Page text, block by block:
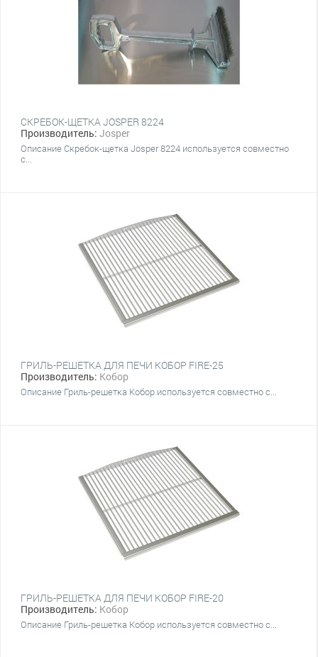
СКРЕБОК-ЩЕТКА JOSPER 8224
Производитель: Josper
Описание Скребок-щетка Josper 8224 используется совместно
с...
ГРИЛЬ-РЕШЕТКА ДЛЯ ПЕЧИ КОБОР FIRE-25
Производитель: Кобор
Описание Гриль-решетка Кобор используется совместно с...
ГРИЛЬ-РЕШЕТКА ДЛЯ ПЕЧИ КОБОР FIRE-20
Производитель: Кобор
Описание Гриль-решетка Кобор используется совместно с...